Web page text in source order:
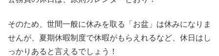
そのため、世間一般に休みを取る「お盆」は休みになりま
せんが、夏期休暇制度で休暇がもらえれるなど、休日はし
っかりあると言えるでしょう！